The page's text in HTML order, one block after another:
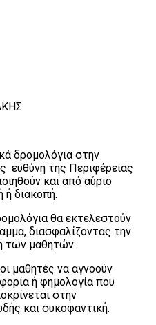
δρομολόγια στην
ευθύνη της Περιφέρειας
και από αύριο
ή διακοπή.
θα εκτελεστούν
διασφαλίζοντας την
των μαθητών.
μαθητές να αγνοούν
ή φημολογία που
στην
και συκοφαντική.